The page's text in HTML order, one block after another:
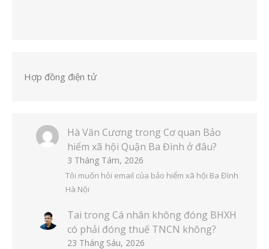
Hợp đồng điện tử
Hà Văn Cương trong Cơ quan Bảo
hiểm xã hội Quận Ba Đình ở đâu?
3 Tháng Tám, 2026
Tôi muốn hỏi email của bảo hiểm xã hội Ba Đình
Hà Nội
Tai trong Cá nhân không đóng BHXH
có phải đóng thuế TNCN không?
23 Tháng Sáu, 2026